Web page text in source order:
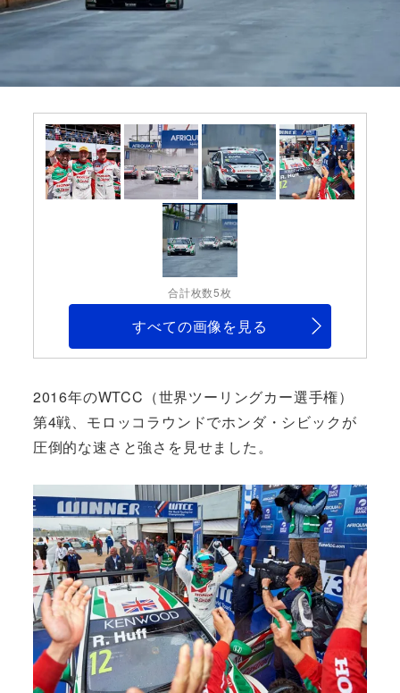
合計枚数5枚
すべての画像を見る
2016年のWTCC（世界ツーリングカー選手権）
第4戦、モロッコラウンドでホンダ・シビックが
圧倒的な速さと強さを見せました。